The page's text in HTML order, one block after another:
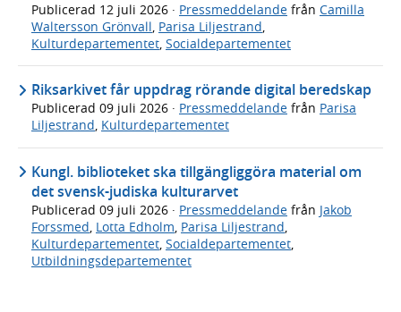
Publicerad 12 juli 2026 · Pressmeddelande från Camilla
Waltersson Grönvall Parisa Liljestrand
Kulturdepartementet Socialdepartementet
Riksarkivet får uppdrag rörande digital beredskap
Publicerad 09 juli 2026 · Pressmeddelande från Parisa
Liljestrand, Kulturdepartementet
Kungl. biblioteket ska tillgängliggöra material om
det svensk-judiska kulturarvet
Publicerad 09 juli 2026 · Pressmeddelande från Jakob
Forssmed, Lotta Edholm, Parisa Liljestrand,
Kulturdepartementet, Socialdepartementet,
Utbildningsdepartementet